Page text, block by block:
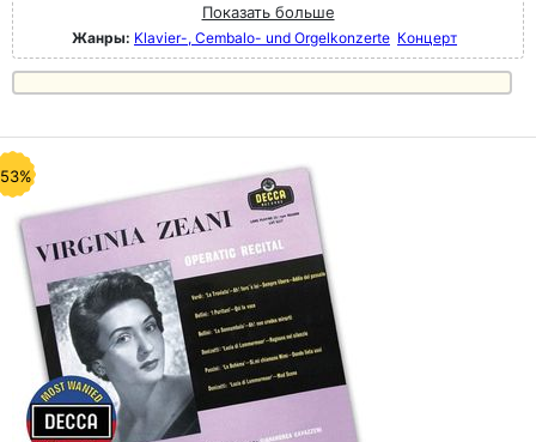
Показать больше
Жанры: Klavier-, Cembalo- und Orgelkonzerte Концерт